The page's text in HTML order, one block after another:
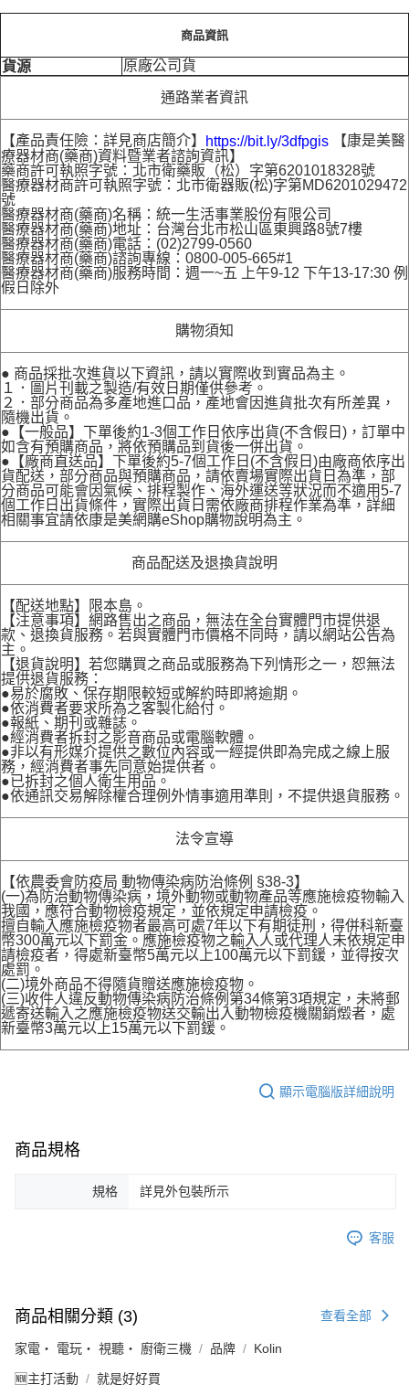
商品資訊
貨源 原廠公司貨
通路業者資訊
【產品責任險：詳見商店簡介】 https://bit.ly/3dfpgis 【康是美醫
療器材商(藥商)資料暨業者諮詢資訊】
藥商許可執照字號：北市衛藥販（松）字第6201018328號
醫療器材商許可執照字號：北市衛器販(松)字第MD6201029472
號
醫療器材商(藥商)名稱：統一生活事業股份有限公司
醫療器材商(藥商)地址：台灣台北市松山區東興路8號7樓
醫療器材商(藥商)電話：(02)2799-0560
醫療器材商(藥商)諮詢專線：0800-005-665#1
醫療器材商(藥商)服務時間：週一~五 上午9-12 下午13-17:30 例
假日除外
購物須知
● 商品採批次進貨以下資訊，請以實際收到實品為主。
１．圖片刊載之製造/有效日期僅供參考。
２．部分商品為多產地進口品，產地會因進貨批次有所差異，
隨機出貨。
●【一般品】下單後約1-3個工作日依序出貨(不含假日)，訂單中
如含有預購商品，將依預購品到貨後一併出貨。
●【廠商直送品】下單後約5-7個工作日(不含假日)由廠商依序出
貨配送，部分商品與預購商品，請依賣場實際出貨日為準，部
分商品可能會因氣候、排程製作、海外運送等狀況而不適用5-7
個工作日出貨條件，實際出貨日需依廠商排程作業為準，詳細
相關事宜請依康是美網購eShop購物說明為主。
商品配送及退換貨說明
【配送地點】限本島。
【注意事項】網路售出之商品，無法在全台實體門市提供退
款、退換貨服務。若與實體門市價格不同時，請以網站公告為
主。
【退貨說明】若您購買之商品或服務為下列情形之一，恕無法
提供退貨服務：
●易於腐敗、保存期限較短或解約時即將逾期。
●依消費者要求所為之客製化給付。
●報紙、期刊或雜誌。
●經消費者拆封之影音商品或電腦軟體。
●非以有形媒介提供之數位內容或一經提供即為完成之線上服
務，經消費者事先同意始提供者。
●已拆封之個人衛生用品。
●依通訊交易解除權合理例外情事適用準則，不提供退貨服務。
法令宣導
【依農委會防疫局 動物傳染病防治條例 §38-3】
(一)為防治動物傳染病，境外動物或動物產品等應施檢疫物輸入
我國，應符合動物檢疫規定，並依規定申請檢疫。
擅自輸入應施檢疫物者最高可處7年以下有期徒刑，得併科新臺
幣300萬元以下罰金。應施檢疫物之輸入人或代理人未依規定申
請檢疫者，得處新臺幣5萬元以上100萬元以下罰鍰，並得按次
處罰。
(二)境外商品不得隨貨贈送應施檢疫物。
(三)收件人違反動物傳染病防治條例第34條第3項規定，未將郵
遞寄送輸入之應施檢疫物送交輸出入動物檢疫機關銷燬者，處
新臺幣3萬元以上15萬元以下罰鍰。
顯示電腦版詳細說明
商品規格
規格 詳見外包裝所示
客服
商品相關分類 (3) 查看全部
家電・ 電玩・ 視聽・ 廚衛三機 品牌 Kolin
🆕主打活動 就是好好買